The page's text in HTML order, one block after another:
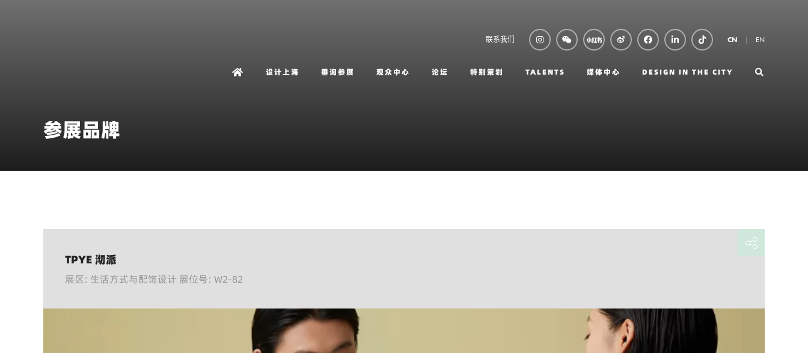
联系我们 CN EN
设计上海 垂询参展 观众中心 论坛 特别策划 TALENTS 媒体中心 DESIGN IN THE CITY
参展品牌
TPYE 沏派
展区: 生活方式与配饰设计 展位号: W2-82